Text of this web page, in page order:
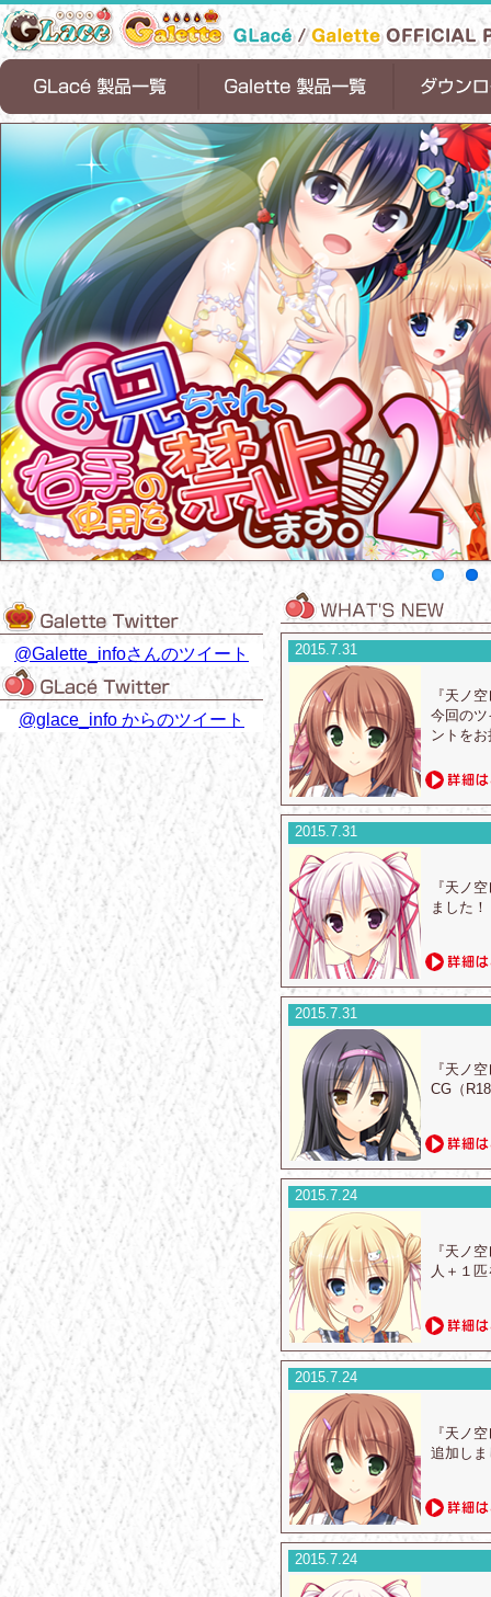
天ノ空レトロスペクト
恋式マニュアル
Timepiece Ensemble
1/2 summer
お兄ちゃん、右手の使用を禁止します！
２
ちっちゃな花嫁
お兄ちゃんティーチャー
ロリポップファクトリー
お兄ちゃん、右手の使用を禁止します。
ちっちゃらぶアパート
お兄ちゃんシェアリング
サンタフル☆サマー
お兄ちゃん、
します！[DL版]
ちっちゃらぶ
恋式マニュア
Timepiece
お兄ちゃんシ
サンタフル☆
1/2
@Galette_infoさんのツイート
@glace_info からのツイート
2015.7.31
『天ノ
今回の
ントを
2015.7.31
『天ノ
ました！
2015.7.31
『天ノ
CG（
2015.7.24
『天ノ
人＋１
2015.7.24
『天ノ
追加しま
2015.7.24